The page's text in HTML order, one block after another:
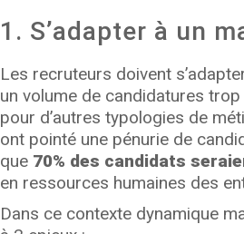
1. S’adapter à un
Les recruteurs doivent
un volume de candidatures
pour d’autres typologies de
ont pointé une pénurie de
que70% des candidats
en ressources humaines des
Dans ce contexte dynamique